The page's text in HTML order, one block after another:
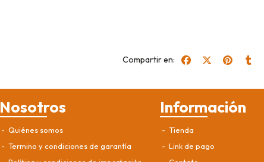
Compartir en:
Nosotros
Quiénes somos
Termino y condiciones de garantía
Información
Tienda
Link de pago